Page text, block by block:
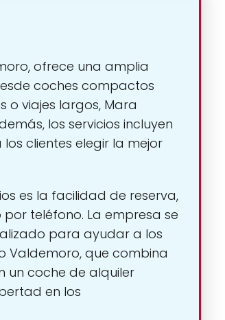
ofrece una amplia
coches compactos
o viajes largos, Mara
los servicios incluyen
clientes elegir la mejor
es la facilidad de reserva,
teléfono. La empresa se
para ayudar a los
Valdemoro, que combina
un coche de alquiler
en los